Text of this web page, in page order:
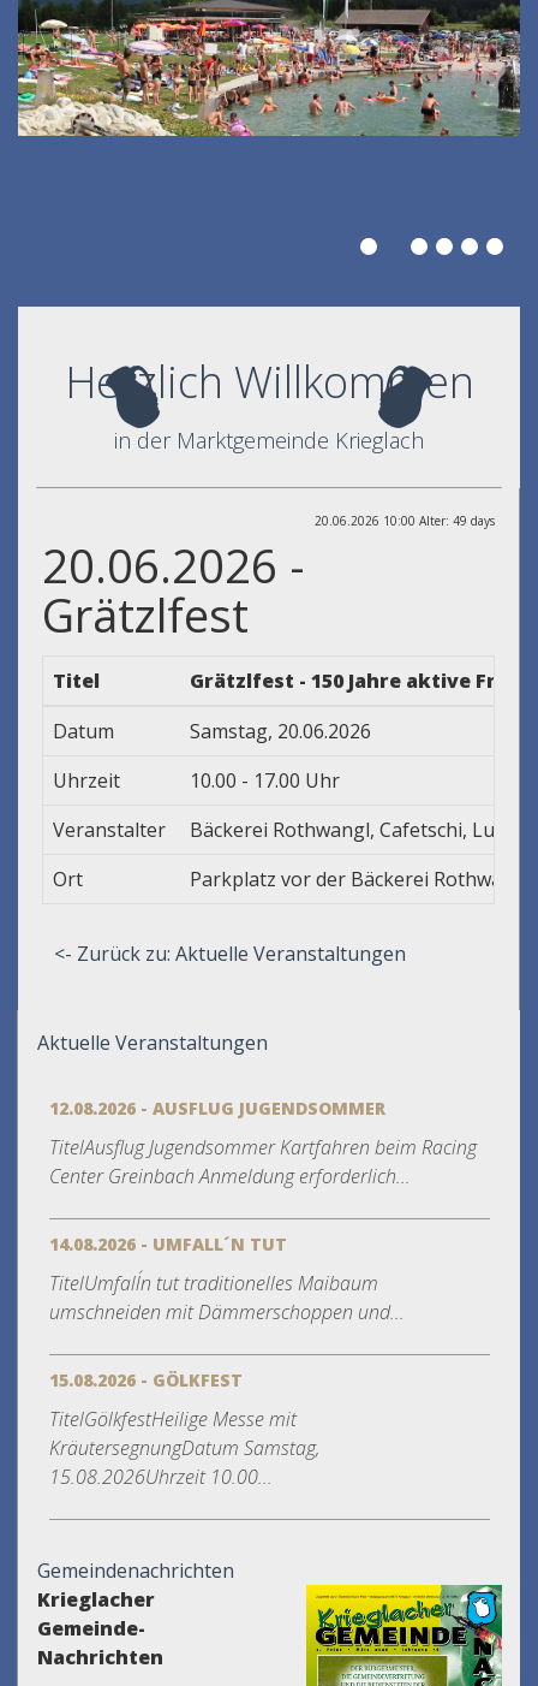
Herzlich Willkommen
in der Marktgemeinde Krieglach
20.06.2026 10:00 Alter: 49 days
20.06.2026 -
Grätzlfest
Titel
Grätzlfest - 150 Jahre aktive
Datum
Samstag, 20.06.2026
Uhrzeit
10.00 - 17.00 Uhr
Veranstalter
Bäckerei Rothwangl, Cafetschi,
Ort
Parkplatz vor der Bäckerei Rothwangl
<- Zurück zu: Aktuelle Veranstaltungen
Aktuelle Veranstaltungen
12.08.2026 - AUSFLUG JUGENDSOMMER
TitelAusflug Jugendsommer Kartfahren beim Racing
Center Greinbach Anmeldung erforderlich...
14.08.2026 - UMFALL´N TUT
TitelUmfall´n tut traditionelles Maibaum
umschneiden mit Dämmerschoppen und...
15.08.2026 - GÖLKFEST
TitelGölkfestHeilige Messe mit
KräutersegnungDatum Samstag,
15.08.2026Uhrzeit 10.00...
Gemeindenachrichten
Krieglacher
Gemeinde-
Nachrichten